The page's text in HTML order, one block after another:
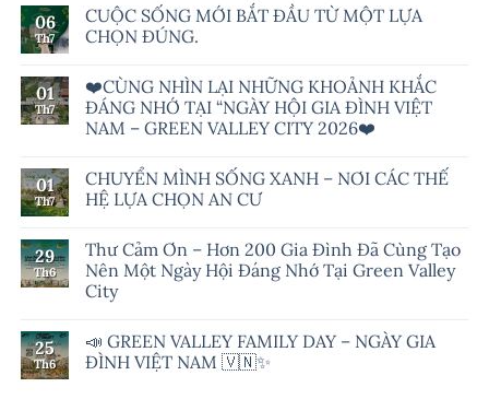
06
Th7
CUỘC SỐNG MỚI BẮT ĐẦU TỪ MỘT LỰA
CHỌN ĐÚNG.
01
Th7
❤️CÙNG NHÌN LẠI NHỮNG KHOẢNH KHẮC
ĐÁNG NHỚ TẠI “NGÀY HỘI GIA ĐÌNH VIỆT
NAM – GREEN VALLEY CITY 2026❤️
01
Th7
CHUYỂN MÌNH SỐNG XANH – NƠI CÁC THẾ
HỆ LỰA CHỌN AN CƯ
29
Th6
Thư Cảm Ơn – Hơn 200 Gia Đình Đã Cùng Tạo
Nên Một Ngày Hội Đáng Nhớ Tại Green Valley
City
25
Th6
📣 GREEN VALLEY FAMILY DAY – NGÀY GIA
ĐÌNH VIỆT NAM 🇻🇳✨